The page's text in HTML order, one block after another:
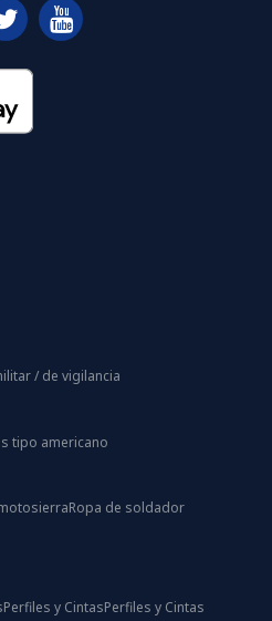
/ de vigilancia
tipo americano
Ropa de soldador
Perfiles y CintasPerfiles y Cintas